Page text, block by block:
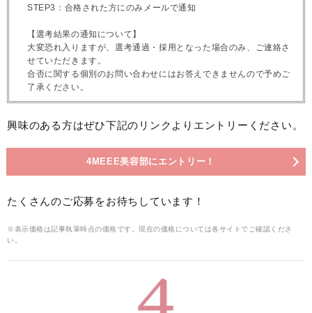
STEP3：合格された方にのみメールで通知
【選考結果の通知について】
大変恐れ入りますが、選考通過・採用となった場合のみ、ご連絡さ
せていただきます。
合否に関する個別のお問い合わせにはお答えできませんので予めご
了承ください。
興味のある方はぜひ下記のリンクよりエントリーください。
4MEEE美容部にエントリー！
たくさんのご応募をお待ちしています！
※表示価格は記事執筆時点の価格です。現在の価格については各サイトでご確認くださ
い。